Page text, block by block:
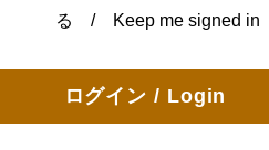
る / Keep me signed in